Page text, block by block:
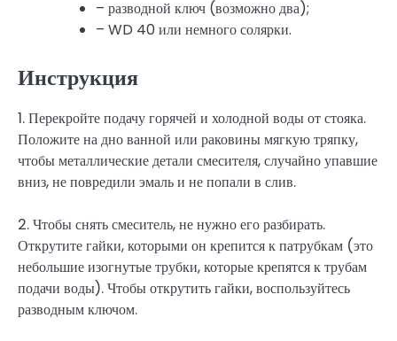
– разводной ключ (возможно два);
– WD 40 или немного солярки.
Инструкция
1. Перекройте подачу горячей и холодной воды от стояка.
Положите на дно ванной или раковины мягкую тряпку,
чтобы металлические детали смесителя, случайно упавшие
вниз, не повредили эмаль и не попали в слив.
2. Чтобы снять смеситель, не нужно его разбирать.
Открутите гайки, которыми он крепится к патрубкам (это
небольшие изогнутые трубки, которые крепятся к трубам
подачи воды). Чтобы открутить гайки, воспользуйтесь
разводным ключом.